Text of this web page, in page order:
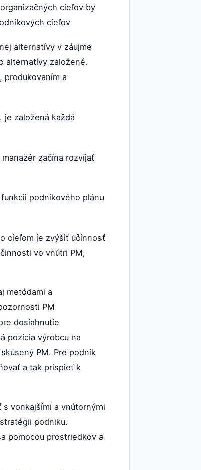
cieľov by
cieľov
alternatívy v záujme
alternatívy založené.
a
založená každá
začína rozvíjať
podnikového plánu
cieľom je zvýšiť účinnosť
vo vnútri PM,
metódami a
PM
dosiahnutie
pozícia výrobcu na
PM. Pre podnik
a tak prispieť k
vonkajšími a vnútornými
podniku.
pomocou prostriedkov a